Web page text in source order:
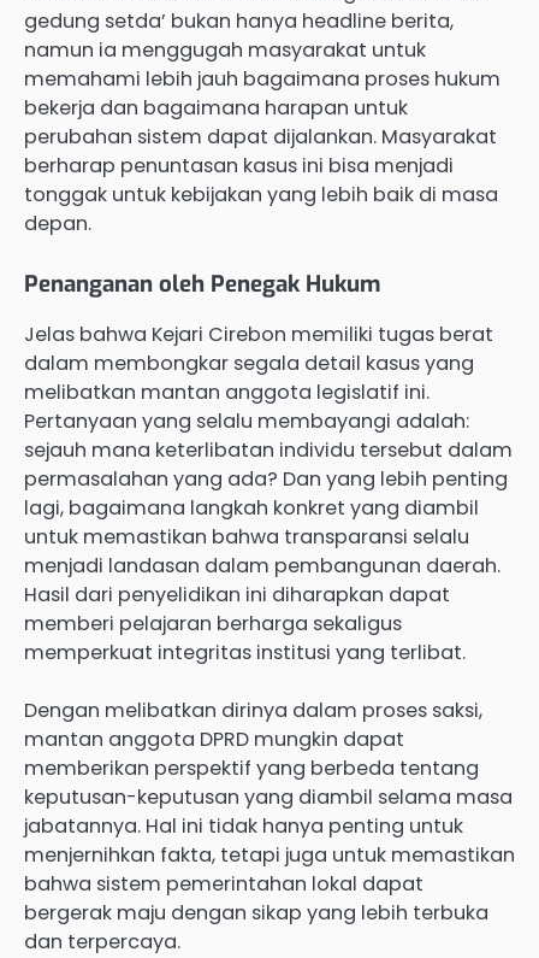
gedung setda’ bukan hanya headline berita,
namun ia menggugah masyarakat untuk
memahami lebih jauh bagaimana proses hukum
bekerja dan bagaimana harapan untuk
perubahan sistem dapat dijalankan. Masyarakat
berharap penuntasan kasus ini bisa menjadi
tonggak untuk kebijakan yang lebih baik di masa
depan.
Penanganan oleh Penegak Hukum
Jelas bahwa Kejari Cirebon memiliki tugas berat
dalam membongkar segala detail kasus yang
melibatkan mantan anggota legislatif ini.
Pertanyaan yang selalu membayangi adalah:
sejauh mana keterlibatan individu tersebut dalam
permasalahan yang ada? Dan yang lebih penting
lagi, bagaimana langkah konkret yang diambil
untuk memastikan bahwa transparansi selalu
menjadi landasan dalam pembangunan daerah.
Hasil dari penyelidikan ini diharapkan dapat
memberi pelajaran berharga sekaligus
memperkuat integritas institusi yang terlibat.
Dengan melibatkan dirinya dalam proses saksi,
mantan anggota DPRD mungkin dapat
memberikan perspektif yang berbeda tentang
keputusan-keputusan yang diambil selama masa
jabatannya. Hal ini tidak hanya penting untuk
menjernihkan fakta, tetapi juga untuk memastikan
bahwa sistem pemerintahan lokal dapat
bergerak maju dengan sikap yang lebih terbuka
dan terpercaya.